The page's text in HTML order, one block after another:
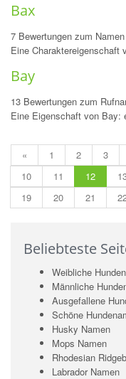
Bax
7 Bewertungen zum
Eine Charaktereigenschaft
Bay
13 Bewertungen zum
Eine Eigenschaft von Bay:
« 1 2 3
10
11 12
19
20 21
Beliebteste
Weibliche
Männliche
Ausgefallene
Schöne
Husky Namen
Mops Namen
Rhodesian
Labrador Namen